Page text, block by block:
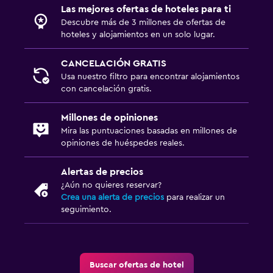
Armario o clóset
Ideal para familias
Cuna/cama nido disponibles
Comidas para niños
Parque infantil
Sistema de entretenimiento
TV de pantalla plana
TV por cable o vía satélite
Estacionamiento y transporte
Las mejores ofertas de hoteles para ti
Descubre más de 3 millones de ofertas de
hoteles y alojamientos en un solo lugar.
CANCELACIÓN GRATIS
Usa nuestro filtro para encontrar alojamientos
con cancelación gratis.
Millones de opiniones
Mira las puntuaciones basadas en millones de
opiniones de huéspedes reales.
Alertas de precios
¿Aún no quieres reservar?
Crea una alerta de precios para realizar un
seguimiento.
Buscar ofertas de hotel